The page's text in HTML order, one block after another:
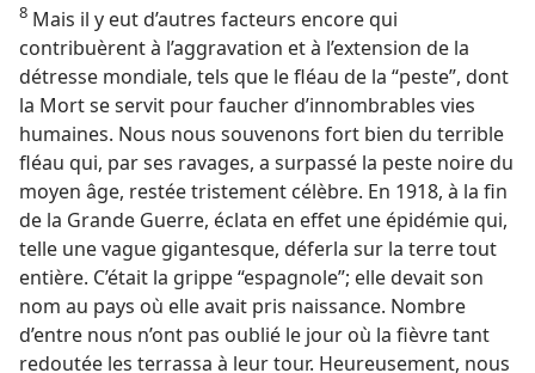
8 Mais il y eut d’autres facteurs encore qui
contribuèrent à l’aggravation et à l’extension de la
détresse mondiale, tels que le fléau de la “peste”, dont
la Mort se servit pour faucher d’innombrables vies
humaines. Nous nous souvenons fort bien du terrible
fléau qui, par ses ravages, a surpassé la peste noire du
moyen âge, restée tristement célèbre. En 1918, à la fin
de la Grande Guerre, éclata en effet une épidémie qui,
telle une vague gigantesque, déferla sur la terre tout
entière. C’était la grippe “espagnole”; elle devait son
nom au pays où elle avait pris naissance. Nombre
d’entre nous n’ont pas oublié le jour où la fièvre tant
redoutée les terrassa à leur tour. Heureusement, nous